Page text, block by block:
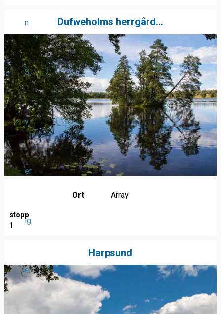
n
S
v
er
ig
e
Dufweholms herrgård...
Ort Array
stopp
1
Harpsund